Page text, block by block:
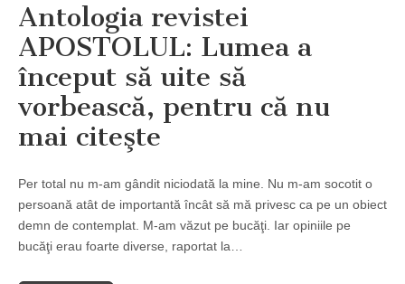
Antologia revistei
APOSTOLUL : Lumea a
început să uite să
vorbească, pentru că nu
mai citeşte
Per total nu m-am gândit niciodată la mine. Nu m-am socotit o
persoană atât de importantă încât să mă privesc ca pe un obiect
demn de contemplat. M-am văzut pe bucăţi. Iar opiniile pe
bucăţi erau foarte diverse, raportat la…